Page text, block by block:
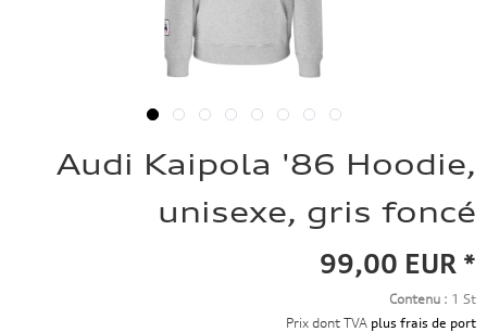
Audi Kaipola '86 Hoodie,
unisexe, gris foncé
99,00 EUR *
Contenu : 1 St
Prix dont TVA plus frais de port